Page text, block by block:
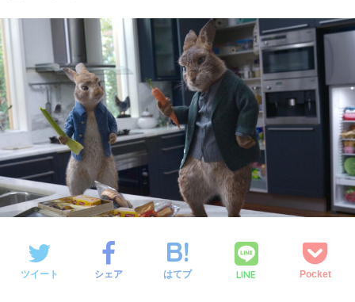
ツイート シェア はてブ LINE Pocket